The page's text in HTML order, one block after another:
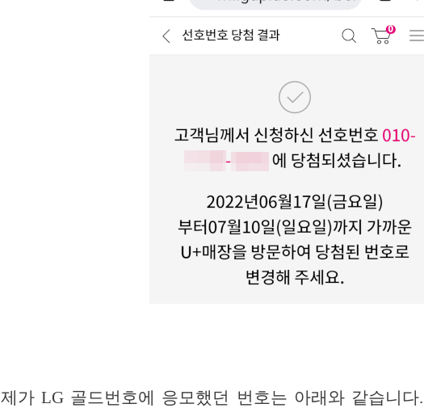
제가 LG 골드번호에 응모했던 번호는 아래와 같습니다